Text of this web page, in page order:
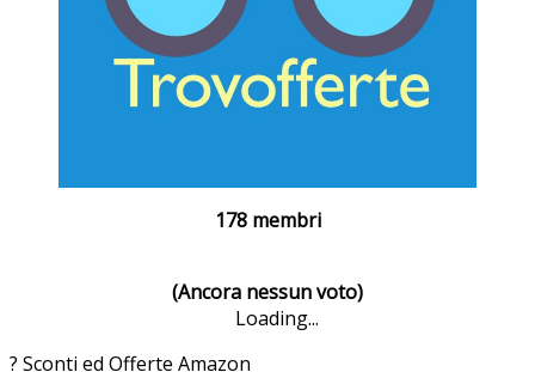
178 membri
(Ancora nessun voto)
Loading...
? Sconti ed Offerte Amazon